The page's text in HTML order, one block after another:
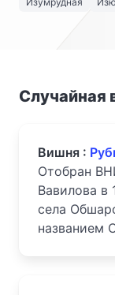
Случайная
Вишня :
Отобран
Вавилова в
села
названием